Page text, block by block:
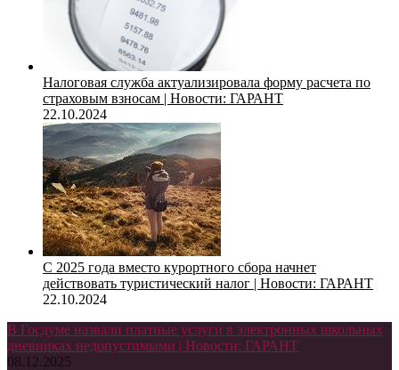
Налоговая служба актуализировала форму расчета по
страховым взносам | Новости: ГАРАНТ
22.10.2024
С 2025 года вместо курортного сбора начнет
действовать туристический налог | Новости: ГАРАНТ
22.10.2024
В Госдуме назвали платные услуги в электронных школьных
дневниках недопустимыми | Новости: ГАРАНТ
08.12.2025